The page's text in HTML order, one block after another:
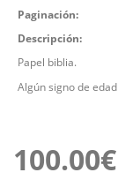
Paginación:
Descripción:
Papel biblia.
Algún signo de
100.00€